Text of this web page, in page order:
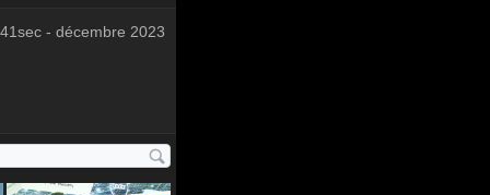
- décembre 2023